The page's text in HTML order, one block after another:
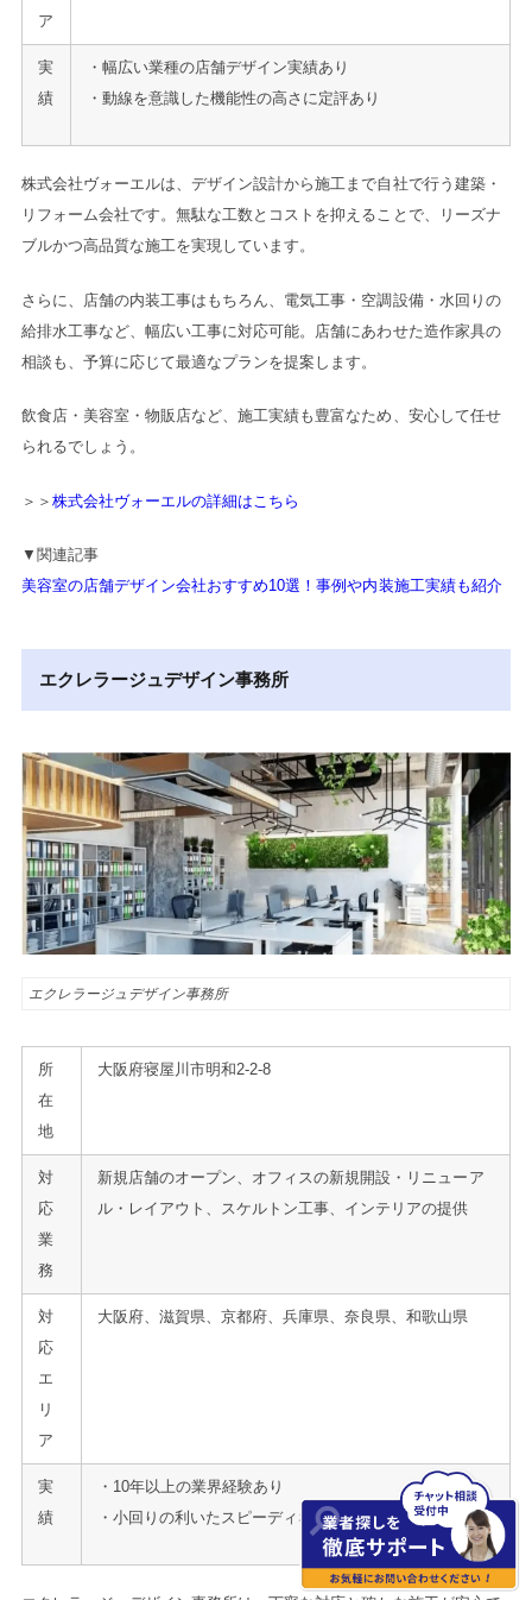
ア
実
績
・幅広い業種の店舗デザイン実績あり
・動線を意識した機能性の高さに定評あり
株式会社ヴォーエルは、デザイン設計から施工まで自社で行う建築・
リフォーム会社です。無駄な工数とコストを抑えることで、リーズナ
ブルかつ高品質な施工を実現しています。
さらに、店舗の内装工事はもちろん、電気工事・空調設備・水回りの
給排水工事など、幅広い工事に対応可能。店舗にあわせた造作家具の
相談も、予算に応じて最適なプランを提案します。
飲食店・美容室・物販店など、施工実績も豊富なため、安心して任せ
られるでしょう。
＞＞ 株式会社ヴォーエルの詳細はこちら
▼関連記事
美容室の店舗デザイン会社おすすめ10選！事例や内装施工実績も紹介
エクレラージュデザイン事務所
エクレラージュデザイン事務所
所
在
地
大阪府寝屋川市明和2-2-8
対
応
業
務
新規店舗のオープン、オフィスの新規開設・リニューア
ル・レイアウト、スケルトン工事、インテリアの提供
対
応
エ
リ
ア
大阪府、滋賀県、京都府、兵庫県、奈良県、和歌山県
実
績
・10年以上の業界経験あり
・小回りの利いたスピーディな対応に定評あり